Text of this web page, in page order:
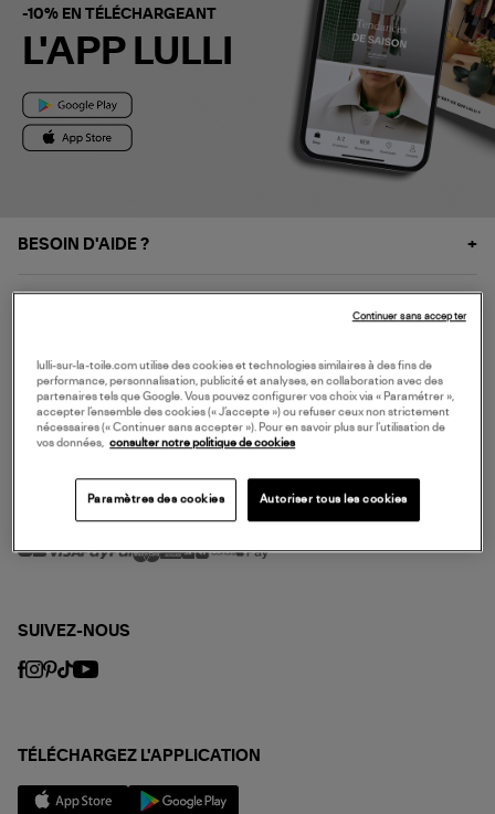
-10% EN TÉLÉCHARGEANT
L'APP LULLI
BESOIN D'AIDE ?
NOS SERVICES
SERVICE CLIENT
MODE DE PAIEMENT
SUIVEZ-NOUS
TÉLÉCHARGEZ L'APPLICATION
lulli-sur-la-toile.com utilise des cookies et technologies similaires à des fins de
performance, personnalisation, publicité et analyses, en collaboration avec des
partenaires tels que Google. Vous pouvez configurer vos choix via « Paramétrer »,
accepter l’ensemble des cookies (« J’accepte ») ou refuser ceux non strictement
nécessaires (« Continuer sans accepter »). Pour en savoir plus sur l’utilisation de
vos données,
consulter notre politique de cookies
Paramètres des cookies Autoriser tous les cookies
Continuer sans accepter